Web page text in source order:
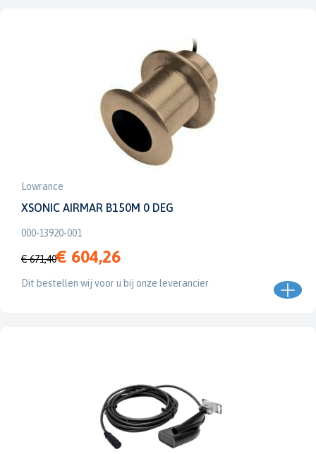
Lowrance
XSONIC AIRMAR B150M 0 DEG
000-13920-001
€ 671,40€ 604,26
Dit bestellen wij voor u bij onze leverancier